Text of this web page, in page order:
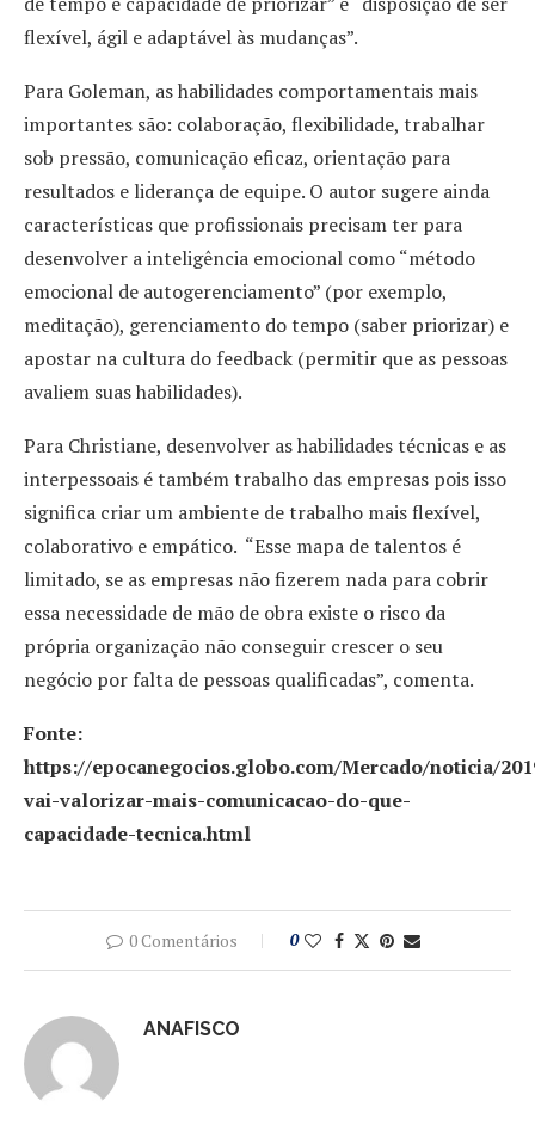
flexível, ágil e adaptável às mudanças”.
Para Goleman, as habilidades comportamentais mais
importantes são: colaboração, flexibilidade, trabalhar
sob pressão, comunicação eficaz, orientação para
resultados e liderança de equipe. O autor sugere ainda
características que profissionais precisam ter para
desenvolver a inteligência emocional como “método
emocional de autogerenciamento” (por exemplo,
meditação), gerenciamento do tempo (saber priorizar) e
apostar na cultura do feedback (permitir que as pessoas
avaliem suas habilidades).
Para Christiane, desenvolver as habilidades técnicas e as
interpessoais é também trabalho das empresas pois isso
significa criar um ambiente de trabalho mais flexível,
colaborativo e empático. “Esse mapa de talentos é
limitado, se as empresas não fizerem nada para cobrir
essa necessidade de mão de obra existe o risco da
própria organização não conseguir crescer o seu
negócio por falta de pessoas qualificadas”, comenta.
Fonte:
https://epocanegocios.globo.com/Mercado/noticia/
vai-valorizar-mais-comunicacao-do-que-
capacidade-tecnica.html
0 Comentários 0
ANAFISCO